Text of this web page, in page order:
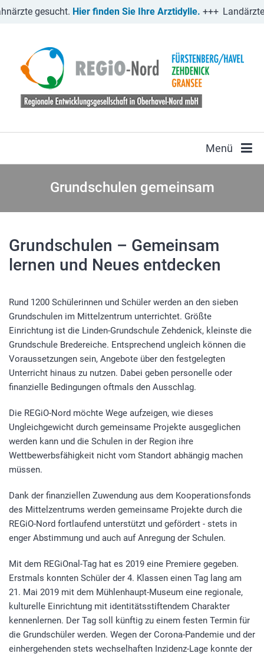
gesucht.Hier finden Sie Ihre Arztidylle.+++ Landärzte
Menü
Grundschulen gemeinsam
Grundschulen – Gemeinsam
lernen und Neues entdecken
Rund 1200 Schülerinnen und Schüler werden an den sieben
Grundschulen im Mittelzentrum unterrichtet. Größte
Einrichtung ist die Linden-Grundschule Zehdenick, kleinste die
Grundschule Bredereiche. Entsprechend ungleich können die
Voraussetzungen sein, Angebote über den festgelegten
Unterricht hinaus zu nutzen. Dabei geben personelle oder
finanzielle Bedingungen oftmals den Ausschlag.
Die REGiO-Nord möchte Wege aufzeigen, wie dieses
Ungleichgewicht durch gemeinsame Projekte ausgeglichen
werden kann und die Schulen in der Region ihre
Wettbewerbsfähigkeit nicht vom Standort abhängig machen
müssen.
Dank der finanziellen Zuwendung aus dem Kooperationsfonds
des Mittelzentrums werden gemeinsame Projekte durch die
REGiO-Nord fortlaufend unterstützt und gefördert - stets in
enger Abstimmung und auch auf Anregung der Schulen.
Mit dem REGiOnal-Tag hat es 2019 eine Premiere gegeben.
Erstmals konnten Schüler der 4. Klassen einen Tag lang am
21. Mai 2019 mit dem Mühlenhaupt-Museum eine regionale,
kulturelle Einrichtung mit identitätsstiftendem Charakter
kennenlernen. Der Tag soll künftig zu einem festen Termin für
die Grundschüler werden. Wegen der Corona-Pandemie und der
einhergehenden stets wechselhaften Inzidenz-Lage konnte der